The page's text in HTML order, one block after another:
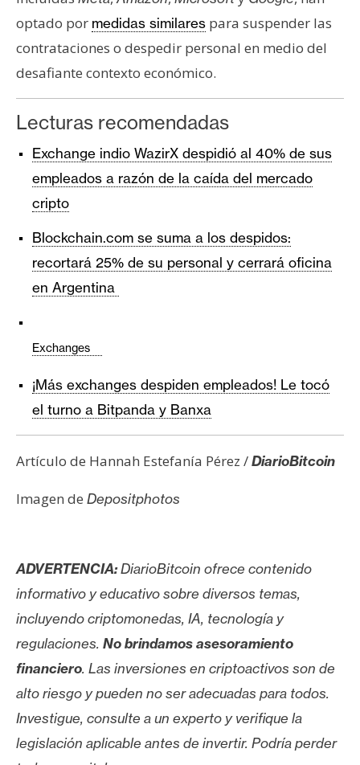
optado por medidas similares para suspender las
contrataciones o despedir personal en medio del
desafiante contexto económico.
Lecturas recomendadas
Exchange indio WazirX despidió al 40% de sus
empleados a razón de la caída del mercado
cripto
Blockchain.com se suma a los despidos:
recortará 25% de su personal y cerrará oficina
en Argentina
Exchanges
¡Más exchanges despiden empleados! Le tocó
el turno a Bitpanda y Banxa
Artículo de Hannah Estefanía Pérez /DiarioBitcoin
Imagen de Depositphotos
ADVERTENCIA:DiarioBitcoin ofrece contenido
informativo y educativo sobre diversos temas,
incluyendo criptomonedas, IA, tecnología y
regulaciones. No brindamos asesoramiento
financiero. Las inversiones en criptoactivos son de
alto riesgo y pueden no ser adecuadas para todos.
Investigue, consulte a un experto y verifique la
legislación aplicable antes de invertir. Podría perder